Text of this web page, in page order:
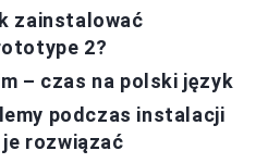
zainstalować
2?
– czas na polski język
podczas instalacji
rozwiązać